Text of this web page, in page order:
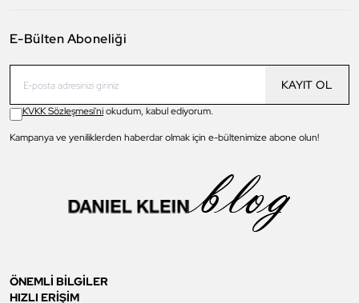
E-Bülten Aboneliği
KAYIT OL
KVKK Sözleşmesi'niokudum, kabul ediyorum.
Kampanya ve yeniliklerden haberdar olmak için e-bültenimize abone olun!
ÖNEMLİ BİLGİLER
HIZLI ERİŞİM